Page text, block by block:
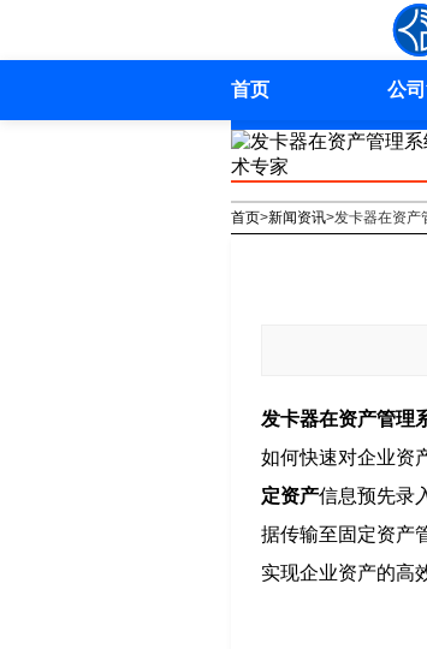
首页 公
首页>新闻资讯>发卡器在资产
发卡器在资产管理
如何快速对企业资
定资产信息预先录
据传输至固定资产
实现企业资产的高